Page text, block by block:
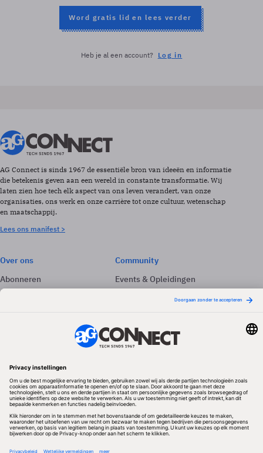
Word gratis lid en lees verder
Heb je al een account? Log in
AG Connect is sinds 1967 de essentiële bron van ideeën en informatie
die betekenis geven aan een wereld in constante transformatie. Wij
laten zien hoe tech elk aspect van ons leven verandert, van onze
organisaties, ons werk en onze carrière tot onze cultuur, wetenschap
en maatschappij.
Lees ons manifest >
Over ons
Abonneren
Adverteren
Community
Events & Opleidingen
Nieuwsbrieven
Volg ons
Redactionele partner